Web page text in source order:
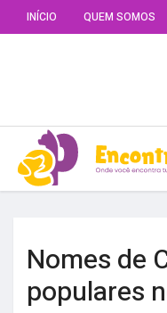
INÍCIO QUEM SOMOS
Nomes de
populares